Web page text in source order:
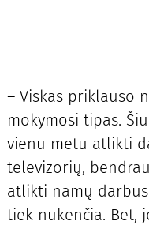
– Viskas priklauso
mokymosi tipas.
vienu metu atlikti
televizorių,
atlikti namų
tiek nukenčia. Bet,